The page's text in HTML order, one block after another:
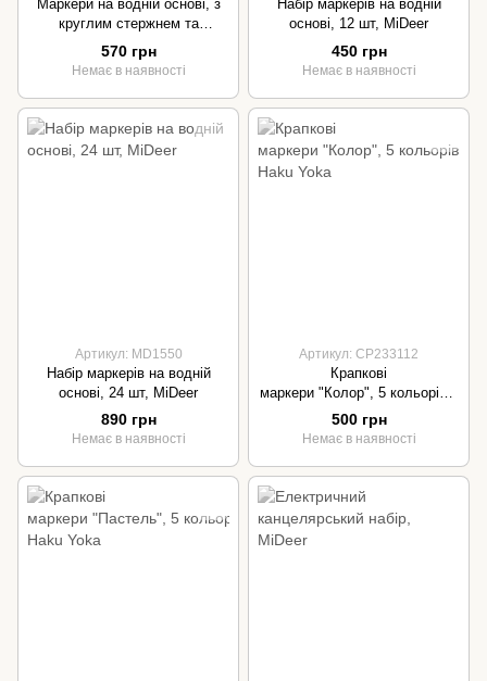
Маркери на водній основі, з
круглим стержнем та
штампами, 12 шт, MiDeer
570 грн
Немає в наявності
Набір маркерів на водній
основі, 12 шт, MiDeer
450 грн
Немає в наявності
Артикул: MD1550
Набір маркерів на водній
основі, 24 шт, MiDeer
890 грн
Немає в наявності
Артикул: CP233112
Крапкові
маркери "Колор", 5 кольорів п
о 30 мл, Haku Yoka
500 грн
Немає в наявності